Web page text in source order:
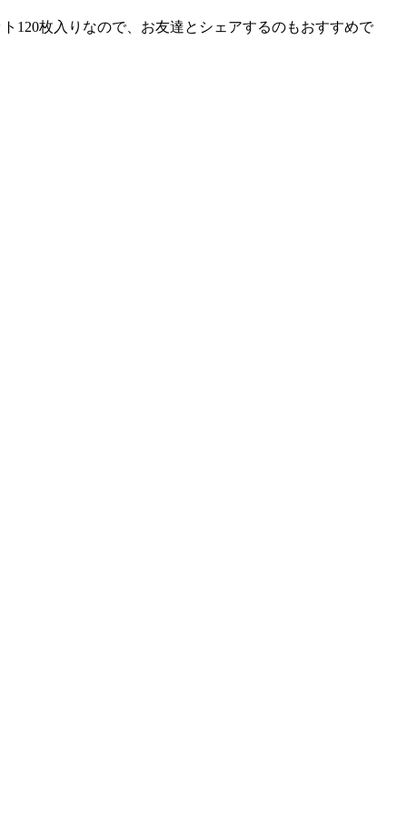
120枚入りなので、お友達とシェアするのもおすすめで